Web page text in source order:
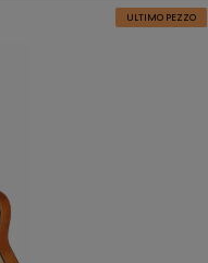
ULTIMO PEZZO